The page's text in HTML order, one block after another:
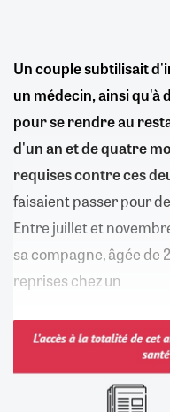
Un couple subtilisait
un médecin, ainsi qu'à
pour se rendre au
d'un an et de quatre
requises contre ces
faisaient passer pour
Entre juillet et
sa compagne, âgée de
reprises chez un